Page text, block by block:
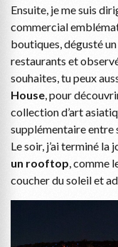
Ensuite, je me suis
commercial
boutiques, dégusté
restaurants et
souhaites, tu peux
House, pour
collection d’art
supplémentaire entre
Le soir, j’ai terminé la
un rooftop, comme
coucher du soleil et